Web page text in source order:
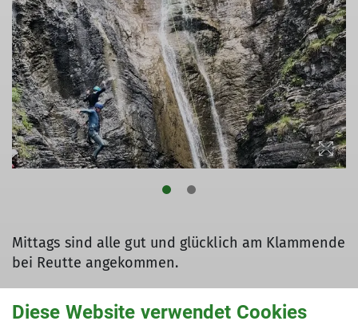
Mittags sind alle gut und glücklich am Klammende
bei Reutte angekommen.
Ufer ging es mit unsrem Vereinsbus wieder zurück
Diese Website verwendet Cookies